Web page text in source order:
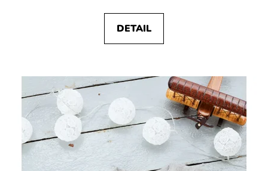
DETAIL